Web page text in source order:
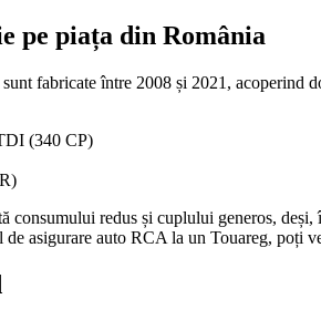
pe piața din România
fabricate între 2008 și 2021,
(340 CP)
consumului redus și cuplului generos,
asigurare auto RCA la un Touareg, poți